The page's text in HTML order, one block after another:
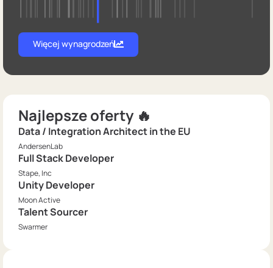
Więcej wynagrodzeń
Najlepsze oferty 🔥
Data / Integration Architect in the EU
AndersenLab
Full Stack Developer
Stape, Inc
Unity Developer
Moon Active
Talent Sourcer
Swarmer